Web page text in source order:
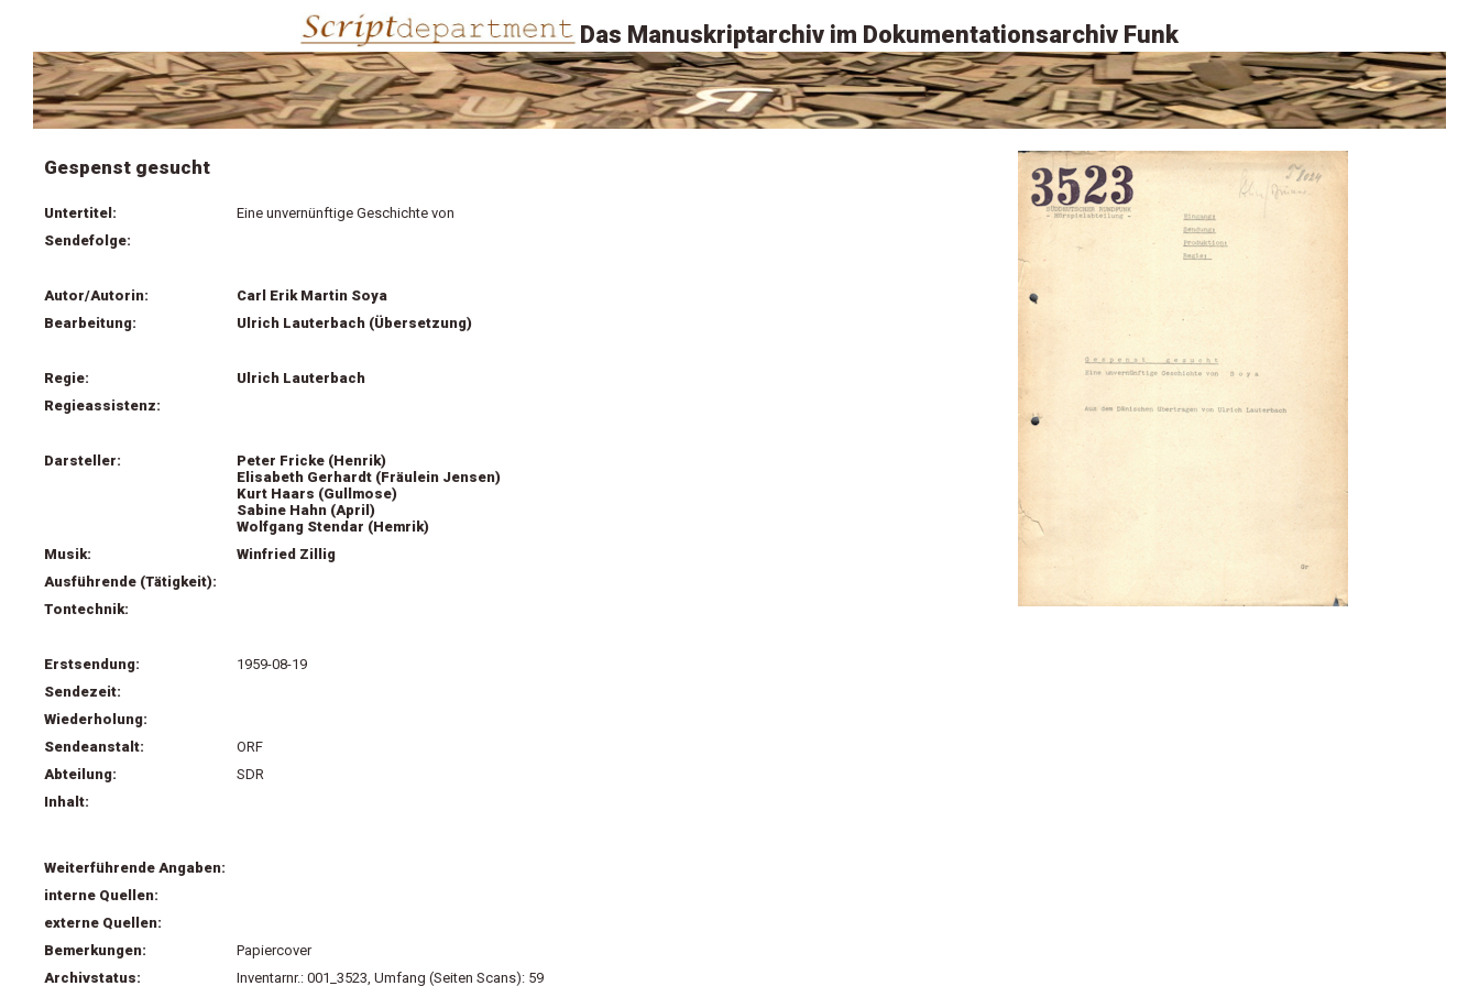
Das Manuskriptarchiv im Dokumentationsarchiv Funk
Gespenst gesucht
Untertitel:
Eine unvernünftige Geschichte von
Sendefolge:
Autor/Autorin:
Carl Erik Martin Soya
Bearbeitung:
Ulrich Lauterbach (Übersetzung)
Regie:
Ulrich Lauterbach
Regieassistenz:
Darsteller:
Peter Fricke (Henrik)
Elisabeth Gerhardt (Fräulein Jensen)
Kurt Haars (Gullmose)
Sabine Hahn (April)
Wolfgang Stendar (Hemrik)
Musik:
Winfried Zillig
Ausführende (Tätigkeit):
Tontechnik:
Erstsendung:
1959-08-19
Sendezeit:
Wiederholung:
Sendeanstalt:
ORF
Abteilung:
SDR
Inhalt:
Weiterführende Angaben:
interne Quellen:
externe Quellen:
Bemerkungen:
Papiercover
Archivstatus:
Inventarnr.: 001_3523, Umfang (Seiten Scans): 59